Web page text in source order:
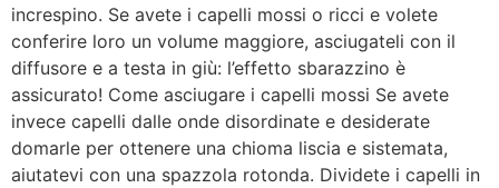
increspino. Se avete i capelli mossi o ricci e volete
conferire loro un volume maggiore, asciugateli con il
diffusore e a testa in giù: l’effetto sbarazzino è
assicurato! Come asciugare i capelli mossi Se avete
invece capelli dalle onde disordinate e desiderate
domarle per ottenere una chioma liscia e sistemata,
aiutatevi con una spazzola rotonda. Dividete i capelli in